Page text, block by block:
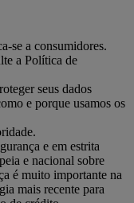
se a consumidores.
a Política de
seus dados
e porque usamos os
e em estrita
e nacional sobre
é muito importante na
mais recente para